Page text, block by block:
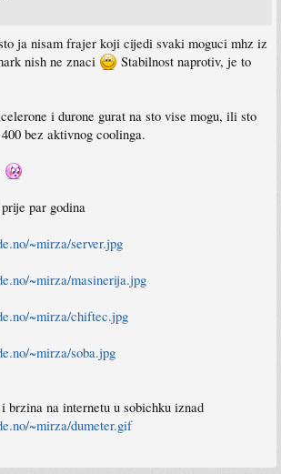
ja nisam frajer koji cijedi svaki moguci mhz iz
nish ne znaci
Stabilnost naprotiv, je to
i durone gurat na sto vise mogu, ili sto
bez aktivnog coolinga.
par godina
~mirza/server.jpg
~mirza/masinerija.jpg
~mirza/chiftec.jpg
~mirza/soba.jpg
brzina na internetu u sobichku iznad
~mirza/dumeter.gif